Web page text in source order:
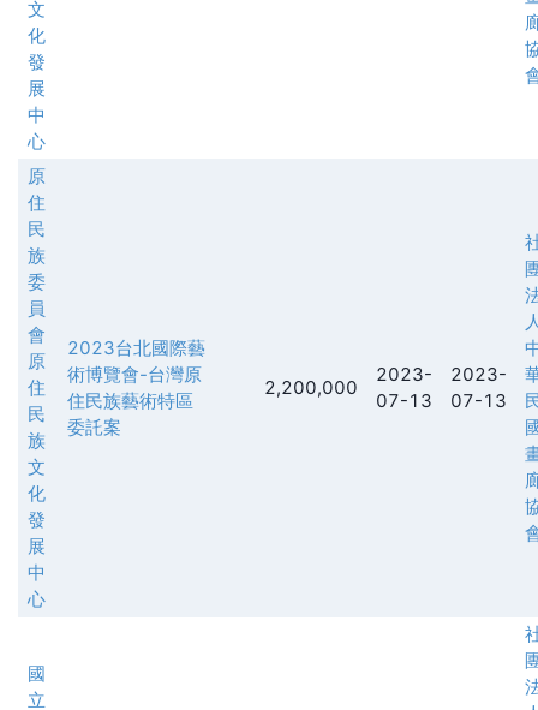
文
化
發
展
中
心
原
住
民
族
委
員
會
原
住
民
族
文
化
發
展
中
心
2023台北國際藝
術博覽會-台灣原
住民族藝術特區
委託案
2,200,000
2023-
07-13
2023-
07-13
國
立